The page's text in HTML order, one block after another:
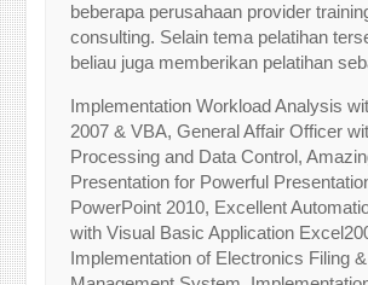
beberapa perusahaan provider
consulting. Selain tema pelatihan
beliau juga memberikan pelatihan
Implementation Workload Analysis
2007 & VBA, General Affair Officer
Processing and Data Control,
Presentation for Powerful
PowerPoint 2010, Excellent
with Visual Basic Application
Implementation of Electronics Filing